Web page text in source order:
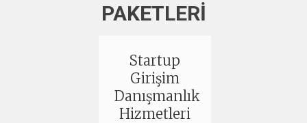
PAKETLERİ
Startup
Girişim
Danışmanlık
Hizmetleri